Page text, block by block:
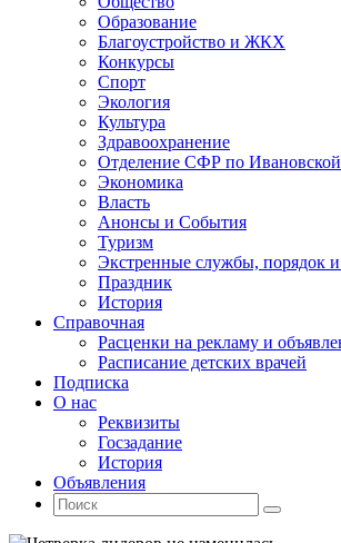
Образование
Благоустройство и ЖКХ
Конкурсы
Спорт
Экология
Культура
Здравоохранение
Отделение СФР по Ивановской
Экономика
Власть
Анонсы и События
Туризм
Экстренные службы, порядок и
Праздник
История
Справочная
Расценки на рекламу и
Расписание детских врачей
Подписка
О нас
Реквизиты
Госзадание
История
Объявления
Поиск
Искать:
Поиск